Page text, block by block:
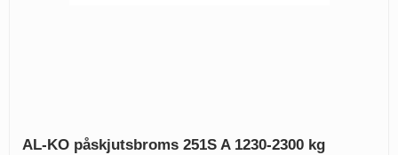
AL-KO påskjutsbroms 251S A 1230-2300 kg